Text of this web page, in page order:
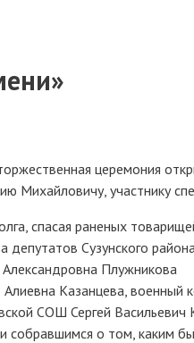
церемония
Михайловичу, участнику
спасая раненых
Сузунского
Плужникова
Казанцева,
СОШ Сергей
собравшимся о том, каким